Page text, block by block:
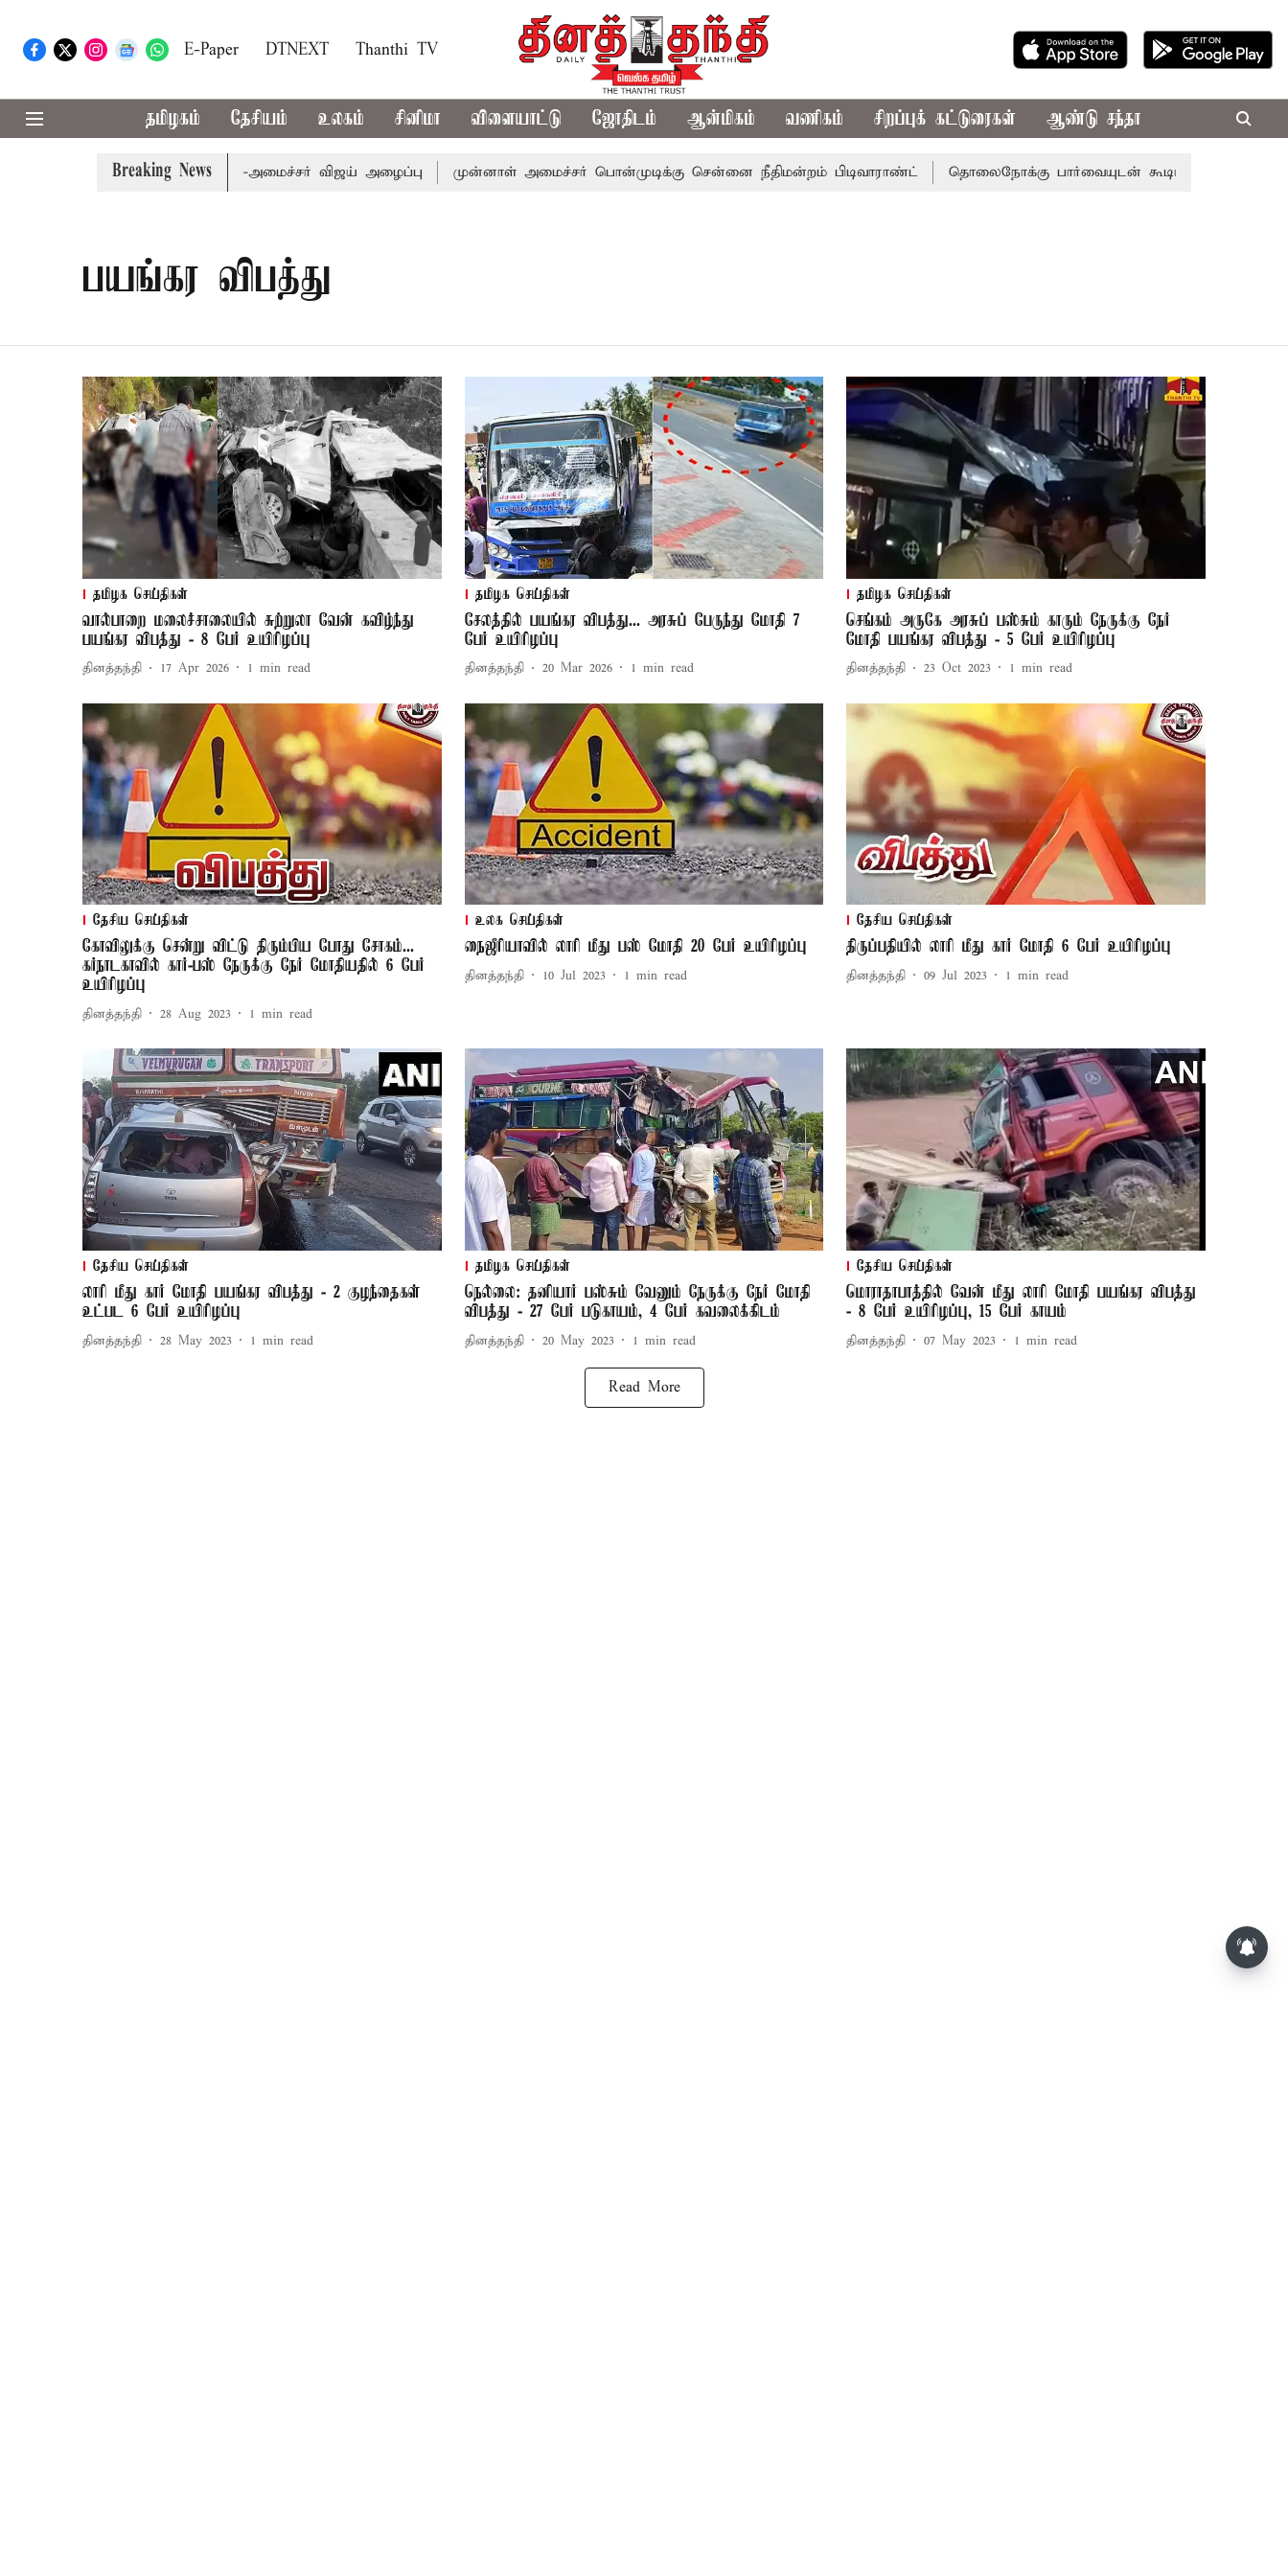
E-Paper DTNEXT Thanthi TV
தமிழகம் தேசியம் உலகம் சினிமா விளையாட்டு ஜோதிடம் ஆன்மிகம் வணிகம் சிறப்புக் கட்டுரைகள் ஆண்டு சந்தா
Breaking News
எம்.பி.க்கள் கூட்டத்துக்கு முதல்-அமைச்சர் விஜய் அழைப்பு முன்னாள் அமைச்சர் பொன்முடிக்கு சென்னை நீதிமன்றம் பிடிவாராண்ட் தொலைநோக்கு பார்வையுடன் கூடிய வேளாண்
பயங்கர விபத்து
தமிழக செய்திகள்
வால்பாறை மலைச்சாலையில் சுற்றுலா வேன் கவிழ்ந்து
பயங்கர விபத்து - 8 பேர் உயிரிழப்பு
தினத்தந்தி 17 Apr 2026 1 min read
தமிழக செய்திகள்
சேலத்தில் பயங்கர விபத்து... அரசுப் பேருந்து மோதி 7
பேர் உயிரிழப்பு
தினத்தந்தி 20 Mar 2026 1 min read
தமிழக செய்திகள்
செங்கம் அருகே அரசுப் பஸ்சும் காரும் நேருக்கு நேர்
மோதி பயங்கர விபத்து - 5 பேர் உயிரிழப்பு
தினத்தந்தி 23 Oct 2023 1 min read
தேசிய செய்திகள்
கோவிலுக்கு சென்று விட்டு திரும்பிய போது சோகம்...
கர்நாடகாவில் கார்-பஸ் நேருக்கு நேர் மோதியதில் 6 பேர்
உயிரிழப்பு
தினத்தந்தி 28 Aug 2023 1 min read
உலக செய்திகள்
நைஜீரியாவில் லாரி மீது பஸ் மோதி 20 பேர் உயிரிழப்பு
தினத்தந்தி 10 Jul 2023 1 min read
தேசிய செய்திகள்
திருப்பதியில் லாரி மீது கார் மோதி 6 பேர் உயிரிழப்பு
தினத்தந்தி 09 Jul 2023 1 min read
தேசிய செய்திகள்
லாரி மீது கார் மோதி பயங்கர விபத்து - 2 குழந்தைகள்
உட்பட 6 பேர் உயிரிழப்பு
தினத்தந்தி 28 May 2023 1 min read
தமிழக செய்திகள்
நெல்லை: தனியார் பஸ்சும் வேனும் நேருக்கு நேர் மோதி
விபத்து - 27 பேர் படுகாயம், 4 பேர் கவலைக்கிடம்
தினத்தந்தி 20 May 2023 1 min read
தேசிய செய்திகள்
மொராதாபாத்தில் வேன் மீது லாரி மோதி பயங்கர விபத்து
- 8 பேர் உயிரிழப்பு, 15 பேர் காயம்
தினத்தந்தி 07 May 2023 1 min read
Read More